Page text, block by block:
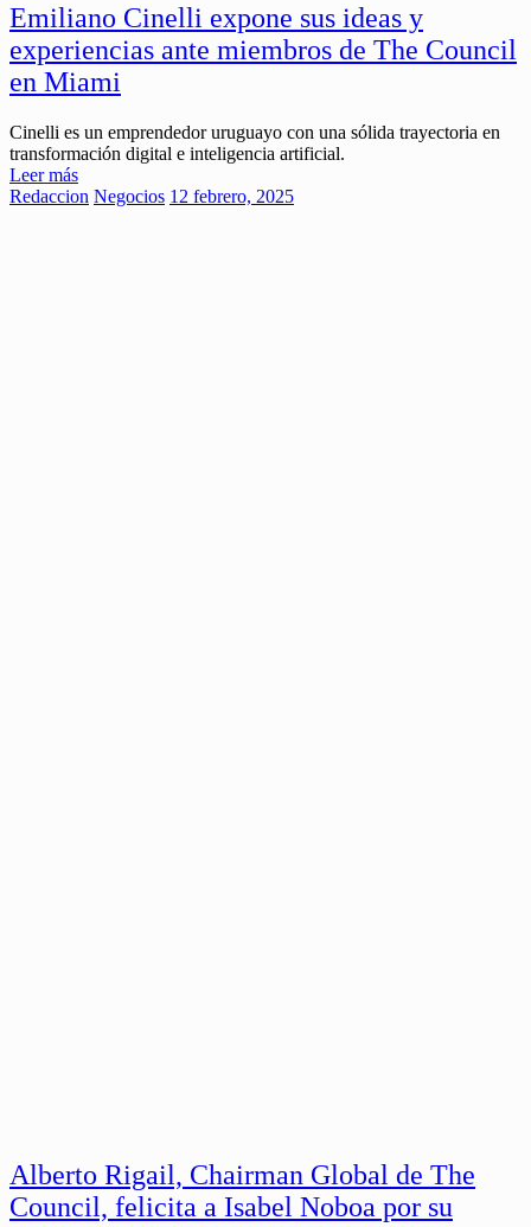
Emiliano Cinelli expone sus ideas y
experiencias ante miembros de The Council
en Miami
Cinelli es un emprendedor uruguayo con una sólida trayectoria en
transformación digital e inteligencia artificial.
Leer más
Redaccion Negocios 12 febrero, 2025
Alberto Rigail, Chairman Global de The
Council, felicita a Isabel Noboa por su